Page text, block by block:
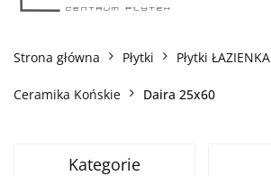
Strona główna Płytki Płytki ŁAZIENKA
Ceramika Końskie Daira 25x60
Kategorie